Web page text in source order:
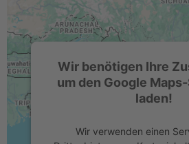
Wir benötigen Ihre
um den Google
laden!
Wir verwenden einen